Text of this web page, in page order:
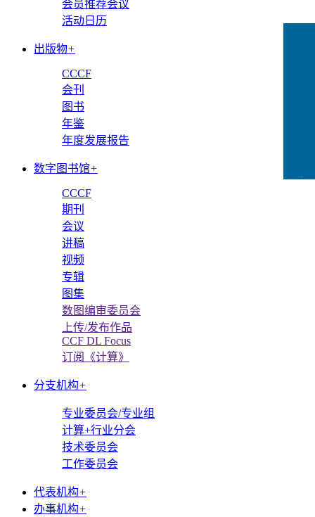
会员推荐会议
活动日历
出版物+
CCCF
会刊
图书
年鉴
年度发展报告
数字图书馆+
CCCF
期刊
会议
讲稿
视频
专辑
图集
数图编审委员会
上传/发布作品
CCF DL Focus
订阅《计算》
分支机构+
专业委员会/专业组
计算+行业分会
技术委员会
工作委员会
代表机构+
办事机构+